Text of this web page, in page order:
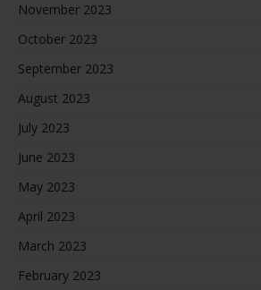
November 2023
October 2023
September 2023
August 2023
July 2023
June 2023
May 2023
April 2023
March 2023
February 2023